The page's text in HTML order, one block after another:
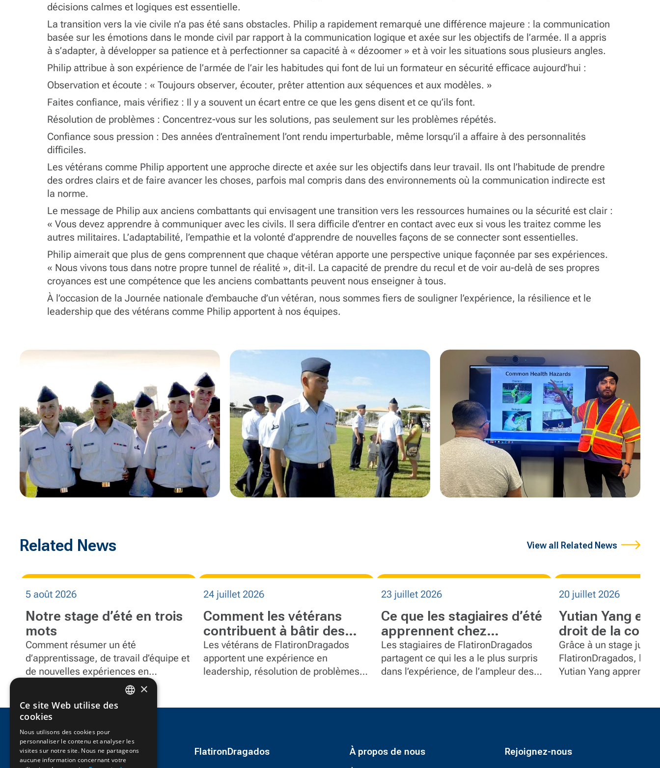
décisions calmes et logiques est essentielle.
La transition vers la vie civile n’a pas été sans obstacles. Philip a rapidement remarqué une différence majeure : la communication
basée sur les émotions dans le monde civil par rapport à la communication logique et axée sur les objectifs de l’armée. Il a appris
à s’adapter, à développer sa patience et à perfectionner sa capacité à « dézoomer » et à voir les situations sous plusieurs angles.
Philip attribue à son expérience de l’armée de l’air les habitudes qui font de lui un formateur en sécurité efficace aujourd’hui :
Observation et écoute : « Toujours observer, écouter, prêter attention aux séquences et aux modèles. »
Faites confiance, mais vérifiez : Il y a souvent un écart entre ce que les gens disent et ce qu’ils font.
Résolution de problèmes : Concentrez-vous sur les solutions, pas seulement sur les problèmes répétés.
Confiance sous pression : Des années d’entraînement l’ont rendu imperturbable, même lorsqu’il a affaire à des personnalités
difficiles.
Les vétérans comme Philip apportent une approche directe et axée sur les objectifs dans leur travail. Ils ont l’habitude de prendre
des ordres clairs et de faire avancer les choses, parfois mal compris dans des environnements où la communication indirecte est
la norme.
Le message de Philip aux anciens combattants qui envisagent une transition vers les ressources humaines ou la sécurité est clair :
« Vous devez apprendre à communiquer avec les civils. Il sera difficile d’entrer en contact avec eux si vous les traitez comme les
autres militaires. L’adaptabilité, l’empathie et la volonté d’apprendre de nouvelles façons de se connecter sont essentielles.
Philip aimerait que plus de gens comprennent que chaque vétéran apporte une perspective unique façonnée par ses expériences.
« Nous vivons tous dans notre propre tunnel de réalité », dit-il. La capacité de prendre du recul et de voir au-delà de ses propres
croyances est une compétence que les anciens combattants peuvent nous enseigner à tous.
À l’occasion de la Journée nationale d’embauche d’un vétéran, nous sommes fiers de souligner l’expérience, la résilience et le
leadership que des vétérans comme Philip apportent à nos équipes.
Related News View all Related News
5 août 2026
Notre stage d’été en trois
mots
Comment résumer un été
d’apprentissage, de travail d’équipe et
de nouvelles expériences en
24 juillet 2026
Comment les vétérans
contribuent à bâtir des
équipes plus fortes chez
FlatironDragados
Les vétérans de FlatironDragados
apportent une expérience en
leadership, résolution de problèmes
documentaire et équipement.
23 juillet 2026
Ce que les stagiaires d’été
apprennent chez
FlatironDragados
Les stagiaires de FlatironDragados
partagent ce qui les a le plus surpris
dans l’expérience, de l’ampleur des
20 juillet 2026
Yutian Yang
droit de la
travers un
chez
Grâce à un stage
FlatironDragados,
Yutian Yang apprend
FlatironDragados À propos de nous Rejoignez-nous
×
Ce site Web utilise des
cookies
Nous utilisons des cookies pour
personnaliser le contenu et analyser les
visites sur notre site. Nous ne partageons
aucune information concernant votre